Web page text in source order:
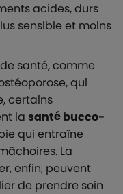
acides, durs
sensible et moins
santé, comme
qui
certains
la santé bucco-
qui entraîne
La
enfin, peuvent
de prendre soin